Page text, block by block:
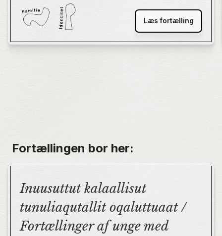
Læs fortælling
Fortællingen bor her:
Inuusuttut kalaallisut
tunuliaqutallit oqaluttuaat /
Fortællinger af unge med